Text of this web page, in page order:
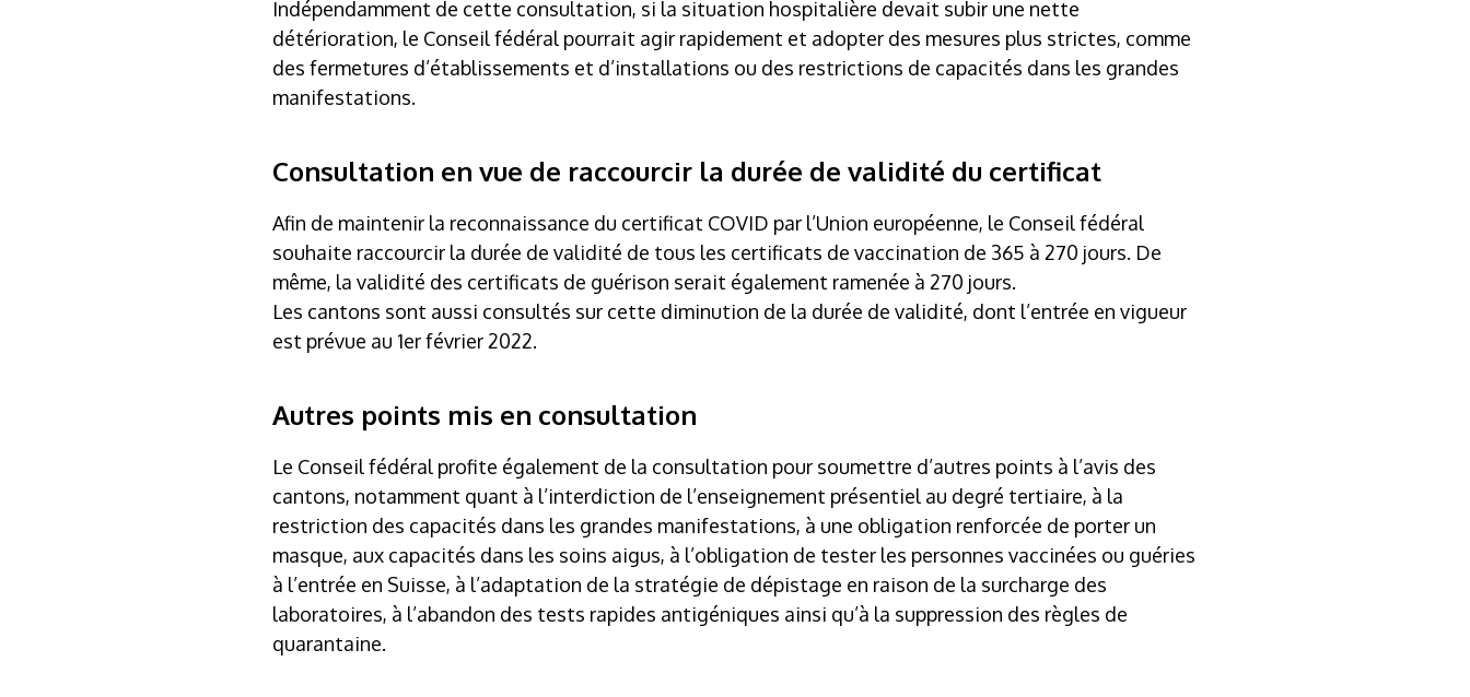
Indépendamment de cette consultation, si la situation hospitalière devait subir une nette
détérioration, le Conseil fédéral pourrait agir rapidement et adopter des mesures plus strictes, comme
des fermetures d’établissements et d’installations ou des restrictions de capacités dans les grandes
manifestations.
Consultation en vue de raccourcir la durée de validité du certificat
Afin de maintenir la reconnaissance du certificat COVID par l’Union européenne, le Conseil fédéral
souhaite raccourcir la durée de validité de tous les certificats de vaccination de 365 à 270 jours. De
même, la validité des certificats de guérison serait également ramenée à 270 jours.
Les cantons sont aussi consultés sur cette diminution de la durée de validité, dont l’entrée en vigueur
est prévue au 1er février 2022.
Autres points mis en consultation
Le Conseil fédéral profite également de la consultation pour soumettre d’autres points à l’avis des
cantons, notamment quant à l’interdiction de l’enseignement présentiel au degré tertiaire, à la
restriction des capacités dans les grandes manifestations, à une obligation renforcée de porter un
masque, aux capacités dans les soins aigus, à l’obligation de tester les personnes vaccinées ou guéries
à l’entrée en Suisse, à l’adaptation de la stratégie de dépistage en raison de la surcharge des
laboratoires, à l’abandon des tests rapides antigéniques ainsi qu’à la suppression des règles de
quarantaine.